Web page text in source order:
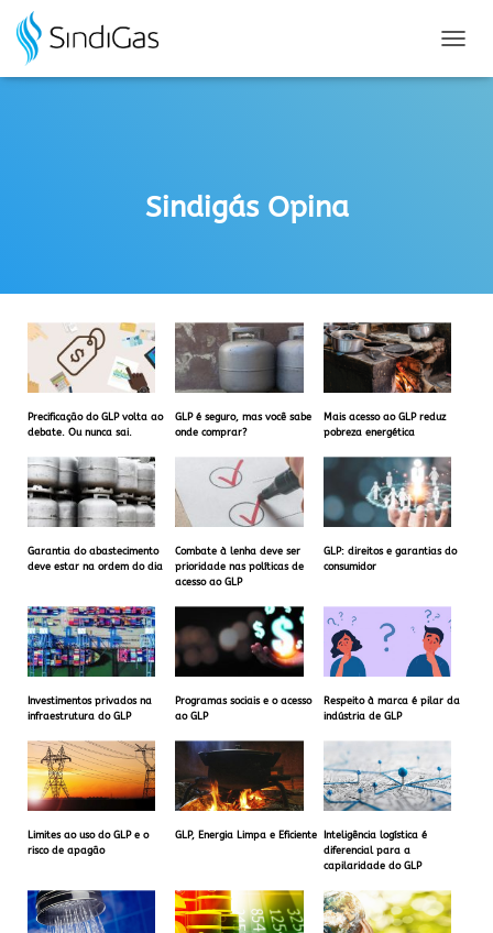
for:
L
Sindigás Opina
Precificação do GLP volta ao
debate. Ou nunca sai.
GLP é seguro, mas você sabe
onde comprar?
Mais acesso ao GLP reduz
pobreza energética
Garantia do abastecimento
deve estar na ordem do dia
Combate à lenha deve ser
prioridade nas políticas de
acesso ao GLP
GLP: direitos e garantias do
consumidor
Investimentos privados na
infraestrutura do GLP
Programas sociais e o acesso
ao GLP
Respeito à marca é pilar da
indústria de GLP
Limites ao uso do GLP e o
risco de apagão
GLP, Energia Limpa e Eficiente
Inteligência logística é
diferencial para a
capilaridade do GLP